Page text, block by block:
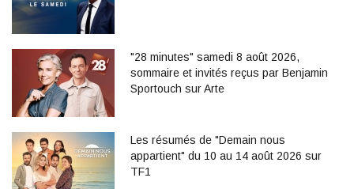
"28 minutes" samedi 8 août 2026,
sommaire et invités reçus par Benjamin
Sportouch sur Arte
Les résumés de "Demain nous
appartient" du 10 au 14 août 2026 sur
TF1